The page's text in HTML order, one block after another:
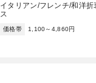
イタリアン/フレンチ/和洋
ス
価格帯 1,100～4,860円